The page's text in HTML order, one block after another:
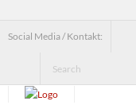
Social Media / Kontakt: